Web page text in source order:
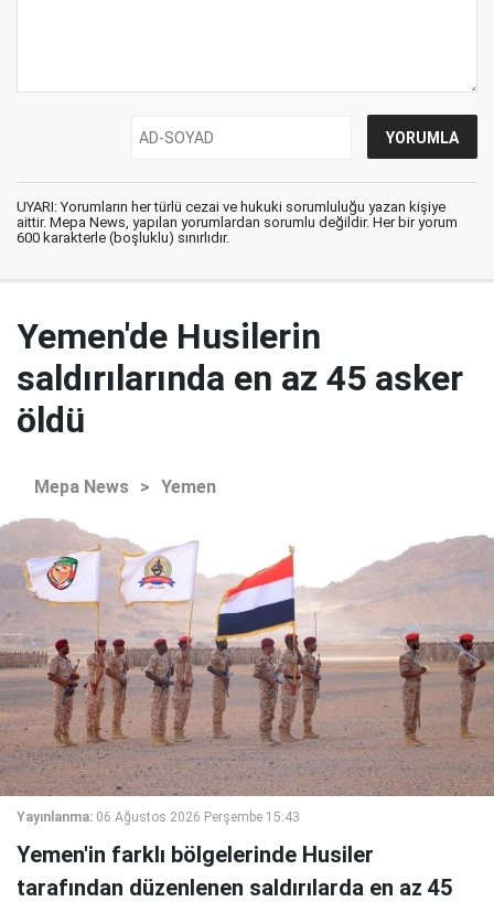
UYARI: Yorumların her türlü cezai ve hukuki sorumluluğu yazan kişiye
aittir. Mepa News, yapılan yorumlardan sorumlu değildir. Her bir yorum
600 karakterle (boşluklu) sınırlıdır.
Yemen'de Husilerin
saldırılarında en az 45 asker
öldü
Mepa News > Yemen
Yayınlanma: 06 Ağustos 2026 Perşembe 15:43
Yemen'in farklı bölgelerinde Husiler
tarafından düzenlenen saldırılarda en az 45